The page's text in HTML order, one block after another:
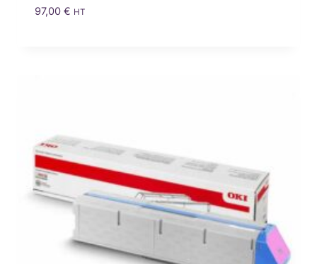
97,00 € HT